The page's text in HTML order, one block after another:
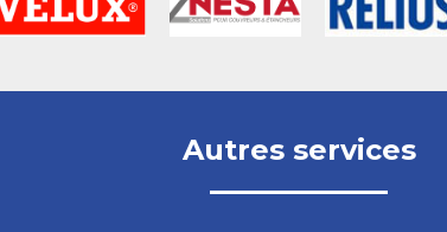
Autres services